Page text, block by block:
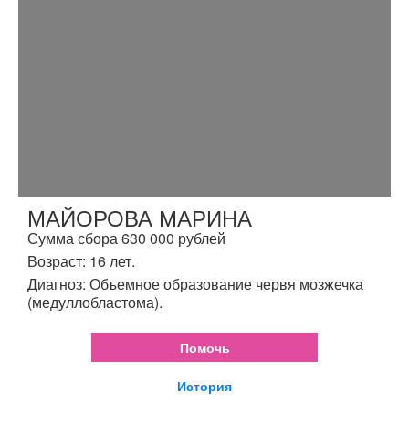
МАЙОРОВА МАРИНА
Сумма сбора 630 000 рублей
Возраст: 16 лет.
Диагноз: Объемное образование червя мозжечка
(медуллобластома).
Помочь
История